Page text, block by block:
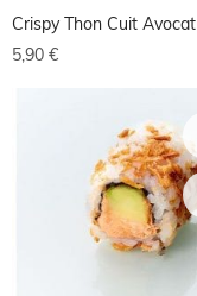
Crispy Thon Cuit Avocat
5,90 €